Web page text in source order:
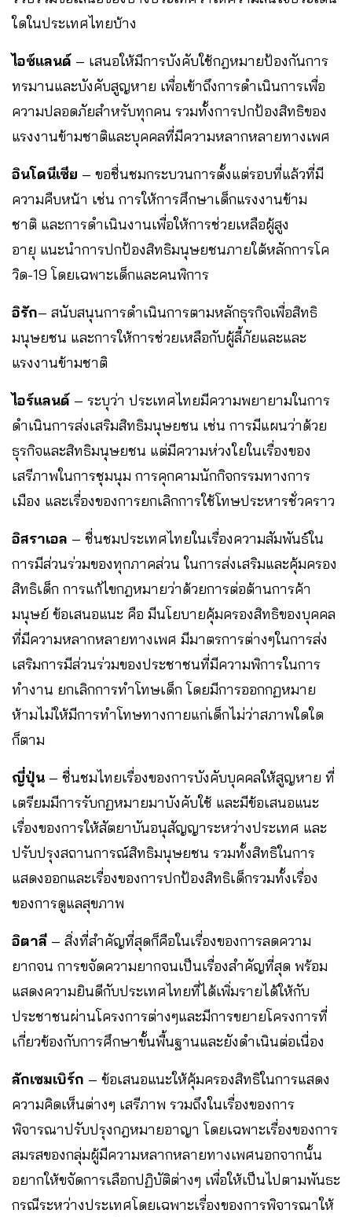
ใดในประเทศไทยบ้าง
ไอซ์แลนด์ – เสนอให้มีการบังคับใช้กฎหมายป้องกันการ
ทรมานและบังคับสูญหาย เพื่อเข้าถึงการดำเนินการเพื่อ
ความปลอดภัยสำหรับทุกคน รวมทั้งการปกป้องสิทธิของ
แรงงานข้ามชาติและบุคคลที่มีความหลากหลายทางเพศ
อินโดนีเซีย – ขอชื่นชมกระบวนการตั้งแต่รอบที่แล้วที่มี
ความคืบหน้า เช่น การให้การศึกษาเด็กแรงงานข้าม
ชาติ และการดำเนินงานเพื่อให้การช่วยเหลือผู้สูง
อายุ แนะนำการปกป้องสิทธิมนุษยชนภายใต้หลักการโค
วิด-19 โดยเฉพาะเด็กและคนพิการ
อิรัก– สนับสนุนการดำเนินการตามหลักธุรกิจเพื่อสิทธิ
มนุษยชน และการให้การช่วยเหลือกับผู้ลี้ภัยและและ
แรงงานข้ามชาติ
ไอร์แลนด์ – ระบุว่า ประเทศไทยมีความพยายามในการ
ดำเนินการส่งเสริมสิทธิมนุษยชน เช่น การมีแผนว่าด้วย
ธุรกิจและสิทธิมนุษยชน แต่มีความห่วงใยในเรื่องของ
เสรีภาพในการชุมนุม การคุกคามนักกิจกรรมทางการ
เมือง และเรื่องของการยกเลิกการใช้โทษประหารชั่วคราว
อิสราเอล – ชื่นชมประเทศไทยในเรื่องความสัมพันธ์ใน
การมีส่วนร่วมของทุกภาคส่วน ในการส่งเสริมและคุ้มครอง
สิทธิเด็ก การแก้ไขกฎหมายว่าด้วยการต่อต้านการค้า
มนุษย์ ข้อเสนอแนะ คือ มีนโยบายคุ้มครองสิทธิของบุคคล
ที่มีความหลากหลายทางเพศ มีมาตรการต่างๆในการส่ง
เสริมการมีส่วนร่วมของประชาชนที่มีความพิการในการ
ทำงาน ยกเลิกการทำโทษเด็ก โดยมีการออกกฏหมาย
ห้ามไม่ให้มีการทำโทษทางกายแก่เด็กไม่ว่าสภาพใดใด
ก็ตาม
ญี่ปุ่น – ชื่นชมไทยเรื่องของการบังคับบุคคลให้สูญหาย ที่
เตรียมมีการรับกฏหมายมาบังคับใช้ และมีข้อเสนอแนะ
เรื่องของการให้สัตยาบันอนุสัญญาระหว่างประเทศ และ
ปรับปรุงสถานการณ์สิทธิมนุษยชน รวมทั้งสิทธิในการ
แสดงออกและเรื่องของการปกป้องสิทธิเด็กรวมทั้งเรื่อง
ของการดูแลสุขภาพ
อิตาลี – สิ่งที่สำคัญที่สุดก็คือในเรื่องของการลดความ
ยากจน การขจัดความยากจนเป็นเรื่องสำคัญที่สุด พร้อม
แสดงความยินดีกับประเทศไทยที่ได้เพิ่มรายได้ให้กับ
ประชาชนผ่านโครงการต่างๆและมีการขยายโครงการที่
เกี่ยวข้องกับการศึกษาขั้นพื้นฐานและยังดำเนินต่อเนื่อง
ลักเซมเบิร์ก – ข้อเสนอแนะให้คุ้มครองสิทธิในการแสดง
ความคิดเห็นต่างๆ เสรีภาพ รวมถึงในเรื่องของการ
พิจารณาปรับปรุงกฎหมายอาญา โดยเฉพาะเรื่องของการ
สมรสของกลุ่มผู้มีความหลากหลายทางเพศนอกจากนั้น
อยากให้ขจัดการเลือกปฏิบัติต่างๆ เพื่อให้เป็นไปตามพันธะ
กรณีระหว่างประเทศโดยเฉพาะเรื่องของการพิจารณาให้